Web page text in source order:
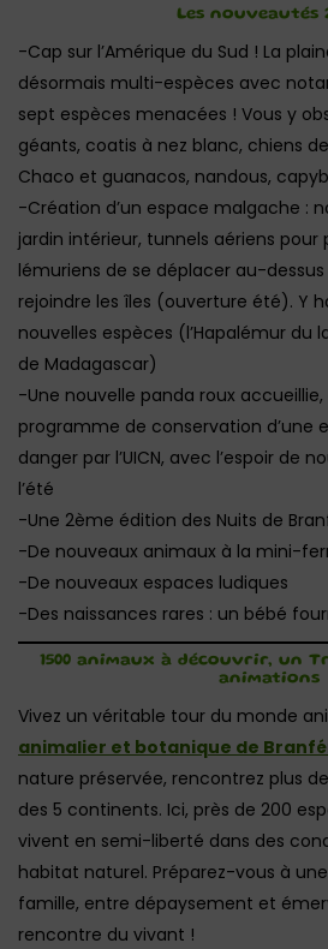
Les nouveautés
-Cap sur l’Amérique du Sud ! La
désormais multi-espèces avec
sept espèces menacées ! Vous y
géants, coatis à nez blanc, chiens
Chaco et guanacos, nandous,
-Création d’un espace malgache :
jardin intérieur, tunnels aériens
lémuriens de se déplacer au-
rejoindre les îles (ouverture été). Y
nouvelles espèces (l’Hapalémur du
de Madagascar)
-Une nouvelle panda roux accueillie,
programme de conservation d’une
danger par l’UICN, avec l’espoir de
l’été
-Une 2ème édition des Nuits de
-De nouveaux animaux à la mini-
-De nouveaux espaces ludiques
-Des naissances rares : un bébé
1500 animaux à découvrir, un
animations
Vivez un véritable tour du monde
animalier et botanique de
nature préservée, rencontrez plus
des 5 continents. Ici, près de 200
vivent en semi-liberté dans des
habitat naturel. Préparez-vous à
famille, entre dépaysement et
rencontre du vivant !